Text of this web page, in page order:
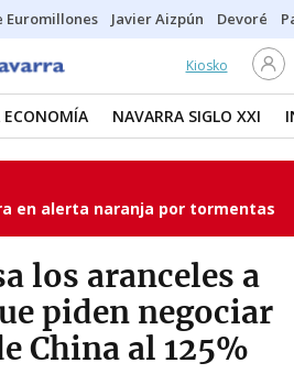
Euromillones Javier Aizpún Devoré
Kiosko
ECONOMÍA NAVARRA SIGLO XXI
en alerta naranja por tormentas
los aranceles a
piden negociar
China al 125%